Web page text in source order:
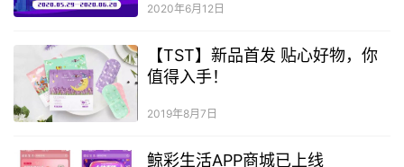
2020年6月12日
【TST】新品首发 贴心好物，你
值得入手！
2019年8月7日
鲸彩生活APP商城已上线